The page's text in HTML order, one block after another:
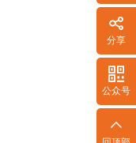

分享

公众号